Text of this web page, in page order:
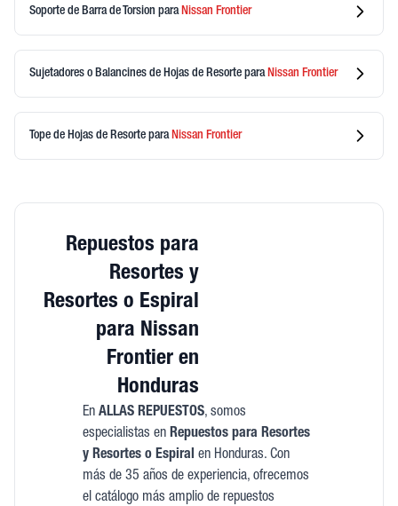
Soporte de Barra de Torsion para Nissan Frontier
Sujetadores o Balancines de Hojas de Resorte para Nissan Frontier
Tope de Hojas de Resorte para Nissan Frontier
Repuestos para
Resortes y
Resortes o Espiral
para Nissan
Frontier en
Honduras
En ALLAS REPUESTOS, somos
especialistas en Repuestos para Resortes
y Resortes o Espiral en Honduras. Con
más de 35 años de experiencia, ofrecemos
el catálogo más amplio de repuestos